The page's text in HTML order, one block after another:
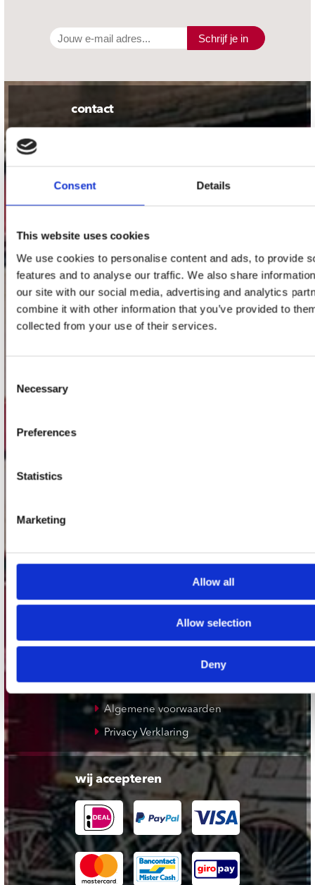
Consent Details
This website uses cookies
We use cookies to personalise content and ads, to provide
features and to analyse our traffic. We also share
our site with our social media, advertising and analytics
combine it with other information that you’ve provided to
collected from your use of their services.
Selection
Necessary
Preferences
Statistics
Marketing
Allow all
Allow selection
Deny
Schrijf je in
contact
Concerto Recordstore
1017 VP Amsterdam
onze winkels
Concerto Amsterdam
Klantenservice
Contact opnemen
Algemene voorwaarden
Privacy Verklaring
wij accepteren